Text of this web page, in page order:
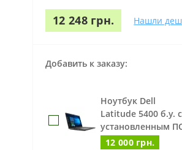
12 248 грн. Нашли
Добавить к заказу:
Ноутбук Dell
Latitude 5400 б.у. с
установленным
12 000 грн.